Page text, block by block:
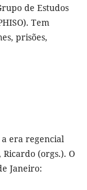
de Estudos
Tem
prisões,
era regencial
Ricardo (orgs.). O
Janeiro: